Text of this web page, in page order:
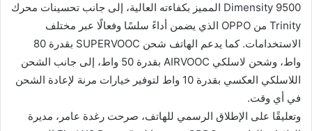
Dimensity 9500 المميز بكفاءته العالية، إلى جانب تحسينات محرك
Trinity من OPPO الذي يضمن أداءً سلسًا وفعالًا عبر مختلف
الاستخدامات. كما يدعم الهاتف شحن SUPERVOOC بقدرة 80
واط، وشحن لاسلكي AIRVOOC بقدرة 50 واط، إلى جانب الشحن
اللاسلكي العكسي بقدرة 10 واط لتوفير خيارات مرنة لإعادة الشحن
في أي وقت.
وتعليقًا على الإطلاق الرسمي للهاتف، صرحت رغدة عامر، مديرة